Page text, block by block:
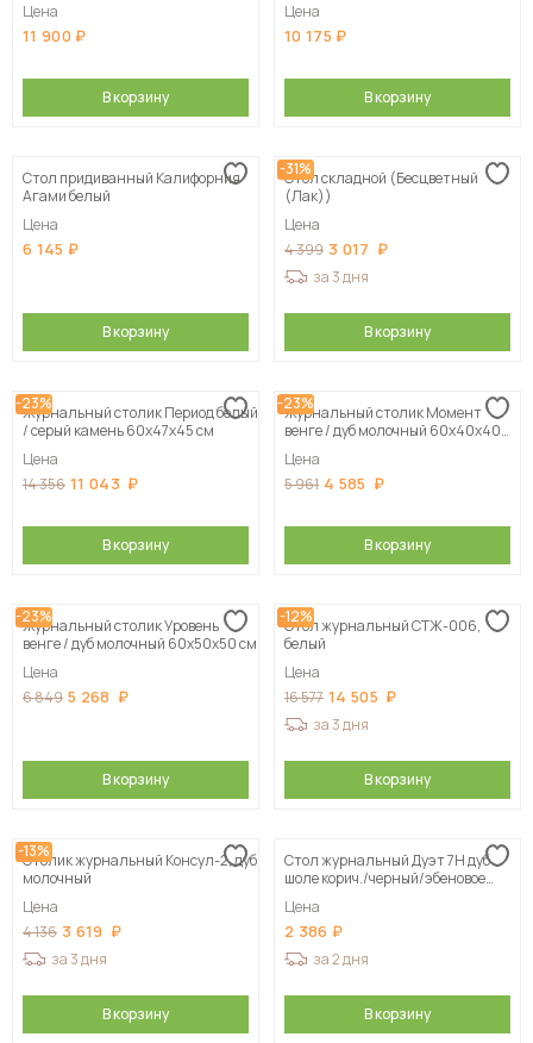
Цена
11 900
В корзину
Цена
10 175
В корзину
Стол придиванный Калифорния
Агами белый
Цена
6 145
В корзину
-31%
Стол складной (Бесцветный
(Лак))
Цена
4 399 3 017
за 3 дня
В корзину
-23%
Журнальный столик Период белый
/ серый камень 60х47х45 см
Цена
14 356 11 043
В корзину
-23%
Журнальный столик Момент
венге / дуб молочный 60х40х40
Цена
5 961 4 585
В корзину
-23%
Журнальный столик Уровень
венге / дуб молочный 60х50х50 см
Цена
6 849 5 268
В корзину
-12%
Стол журнальный СТЖ-006,
белый
Цена
16 577 14 505
за 3 дня
В корзину
-13%
Столик журнальный Консул-2, дуб
молочный
Цена
4 136 3 619
за 3 дня
В корзину
Стол журнальный Дуэт 7Н дуб
шоле корич./черный/эбеновое
Цена
2 386
за 2 дня
В корзину